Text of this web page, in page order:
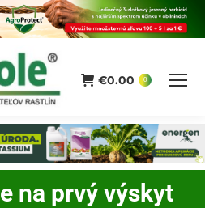
€0.00 0
na prvý výskyt